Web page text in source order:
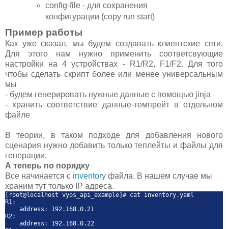
config-file - для сохранения
конфигурации (copy run start)
Пример работы
Как уже сказал, мы будем создавать клиентские сети.
Для этого нам нужно применить соответсвующие
настройки на 4 устройствах - R1/R2, F1/F2. Для того
чтобы сделать скрипт более или менее универсальным
мы
- будем генерировать нужные данные с помощью jinja
- хранить соответствие данные-темпрейт в отдельном
файле
В теории, в таком подходе для добавления нового
сценария нужно добавить только теплейты и файлы для
генерации.
А теперь по порядку
Все начинается с inventory файла. В нашем случае мы
храним тут только IP адреса.
[root@localhost vyos_api_example]# cat inventory.yaml
R1:
address: 192.168.0.21
R2:
address: 192.168.0.22